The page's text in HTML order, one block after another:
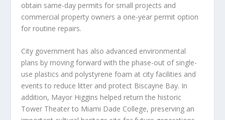
obtain same-day permits for small projects and
commercial property owners a one-year permit option
for routine repairs.
City government has also advanced environmental
plans by moving forward with the phase-out of single-
use plastics and polystyrene foam at city facilities and
events to reduce litter and protect Biscayne Bay. In
addition, Mayor Higgins helped return the historic
Tower Theater to Miami Dade College, preserving an